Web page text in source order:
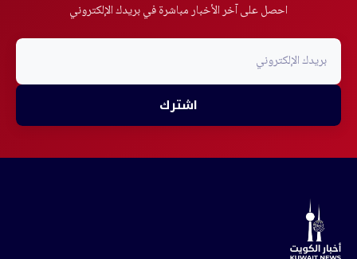
احصل على آخر الأخبار مباشرة في بريدك الإلكتروني
اشترك